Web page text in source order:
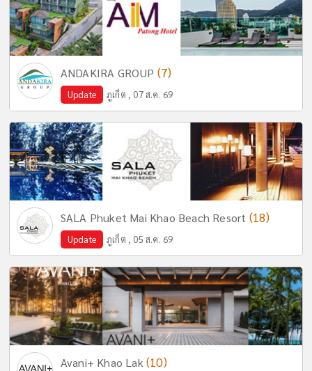
ANDAKIRA GROUP (7)
Update ภูเก็ต , 07 ส.ค. 69
SALA Phuket Mai Khao Beach Resort (18)
Update ภูเก็ต , 05 ส.ค. 69
Avani+ Khao Lak (10)